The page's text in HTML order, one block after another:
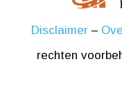
Disclaimer–
rechten